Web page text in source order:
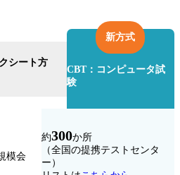
シート方
新方式
CBT：コンピュータ試
験
模会
約300か所
（全国の提携テストセンタ
ー）